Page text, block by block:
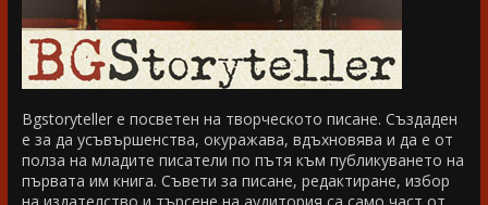
Bgstoryteller е посветен на творческото писане. Създаден
е за да усъвършенства, окуражава, вдъхновява и да е от
полза на младите писатели по пътя към публикуването на
първата им книга. Съвети за писане, редактиране, избор